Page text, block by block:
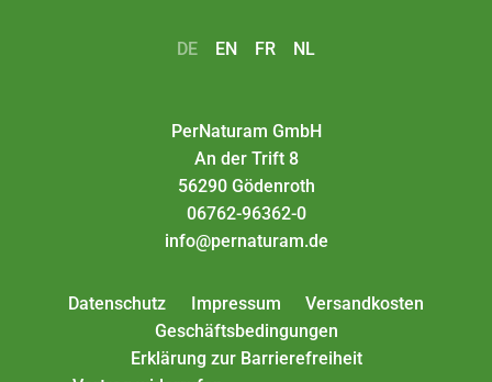
DE EN FR NL
PerNaturam GmbH
An der Trift 8
56290 Gödenroth
06762-96362-0
info@pernaturam.de
Datenschutz Impressum
Versandkosten
Geschäftsbedingungen
Erklärung zur Barrierefreiheit